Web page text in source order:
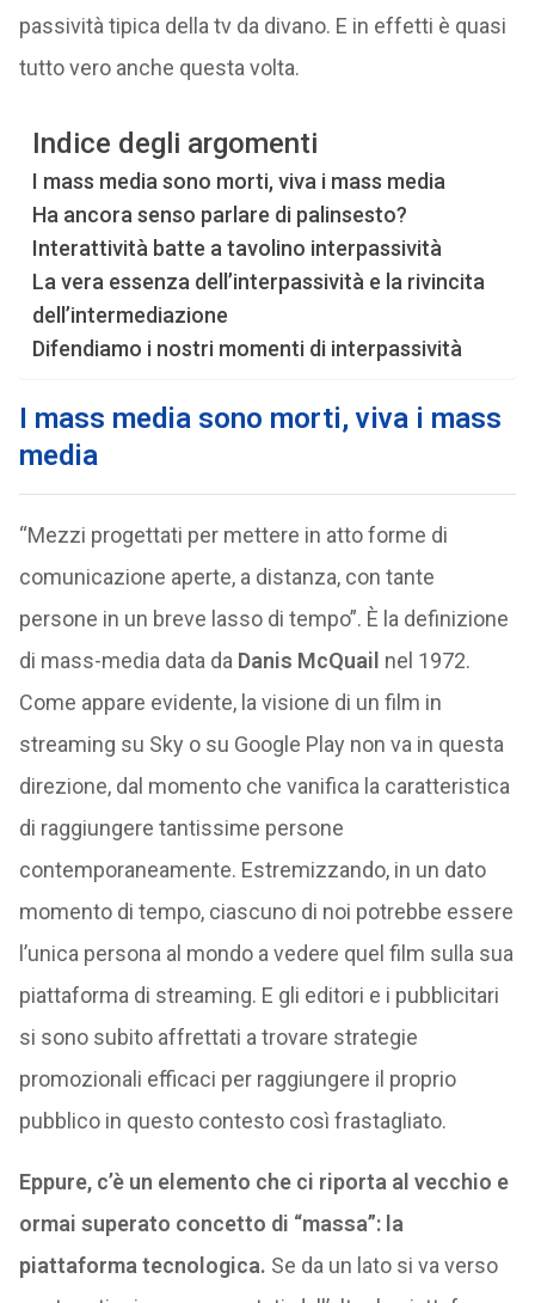
passività tipica della tv da divano. E in effetti è quasi
tutto vero anche questa volta.
Indice degli argomenti
I mass media sono morti, viva i mass media
Ha ancora senso parlare di palinsesto?
Interattività batte a tavolino interpassività
La vera essenza dell’interpassività e la rivincita
dell’intermediazione
Difendiamo i nostri momenti di interpassività
I mass media sono morti, viva i mass
media
“Mezzi progettati per mettere in atto forme di
comunicazione aperte, a distanza, con tante
persone in un breve lasso di tempo”. È la definizione
di mass-media data da Danis McQuail nel 1972.
Come appare evidente, la visione di un film in
streaming su Sky o su Google Play non va in questa
direzione, dal momento che vanifica la caratteristica
di raggiungere tantissime persone
contemporaneamente. Estremizzando, in un dato
momento di tempo, ciascuno di noi potrebbe essere
l’unica persona al mondo a vedere quel film sulla sua
piattaforma di streaming. E gli editori e i pubblicitari
si sono subito affrettati a trovare strategie
promozionali efficaci per raggiungere il proprio
pubblico in questo contesto così frastagliato.
Eppure, c’è un elemento che ci riporta al vecchio e
ormai superato concetto di “massa”: la
piattaforma tecnologica. Se da un lato si va verso